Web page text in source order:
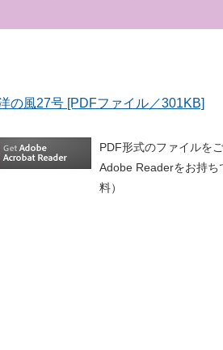
の風27号 [PDFファイル／301KB]
PDF形式のファイルを
Adobe Readerをお持ち
料）